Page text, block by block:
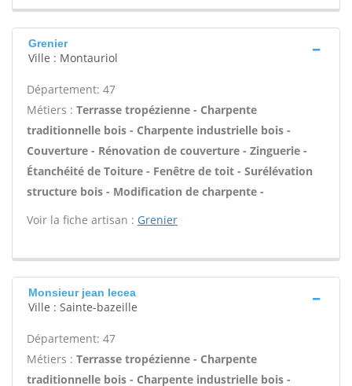
Grenier
Ville : Montauriol
Département: 47
Métiers : Terrasse tropézienne - Charpente
traditionnelle bois - Charpente industrielle bois -
Couverture - Rénovation de couverture - Zinguerie -
Étanchéité de Toiture - Fenêtre de toit - Surélévation
structure bois - Modification de charpente -
Voir la fiche artisan : Grenier
Monsieur jean lecea
Ville : Sainte-bazeille
Département: 47
Métiers : Terrasse tropézienne - Charpente
traditionnelle bois - Charpente industrielle bois -